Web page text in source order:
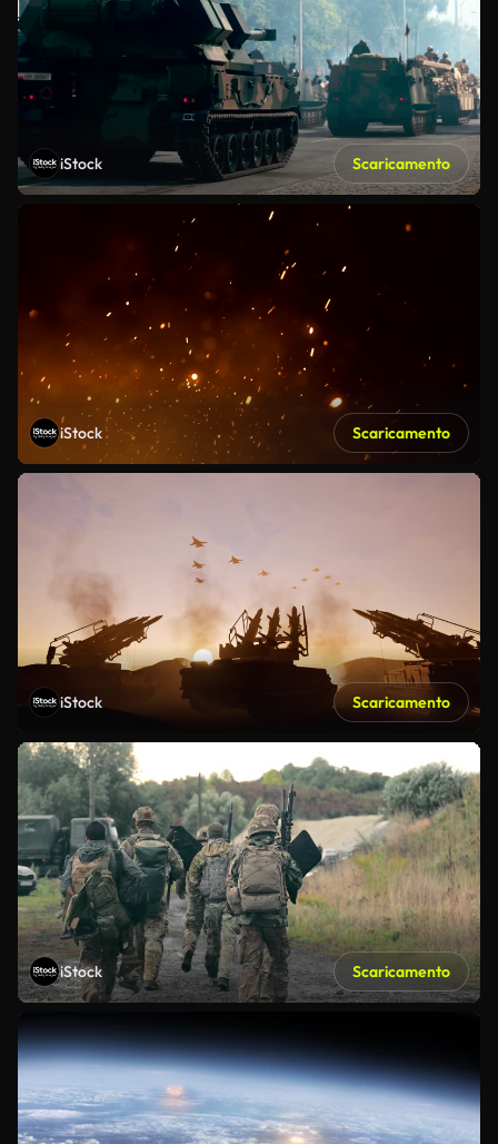
iStock Scaricamento
iStock Scaricamento
iStock Scaricamento
iStock Scaricamento